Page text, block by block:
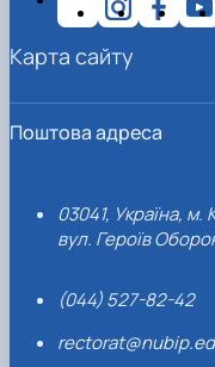
Поштова адреса
03041, Україна, м.
вул. Героїв
(044) 527-82-42
Карта сайту